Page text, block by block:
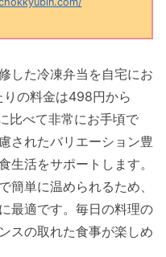
した冷凍弁当を自宅にお
りの料金は498円から
比べて非常にお手頃で
されたバリエーション豊
生活をサポートします。
簡単に温められるため、
最適です。毎日の料理の
スの取れた食事が楽しめ